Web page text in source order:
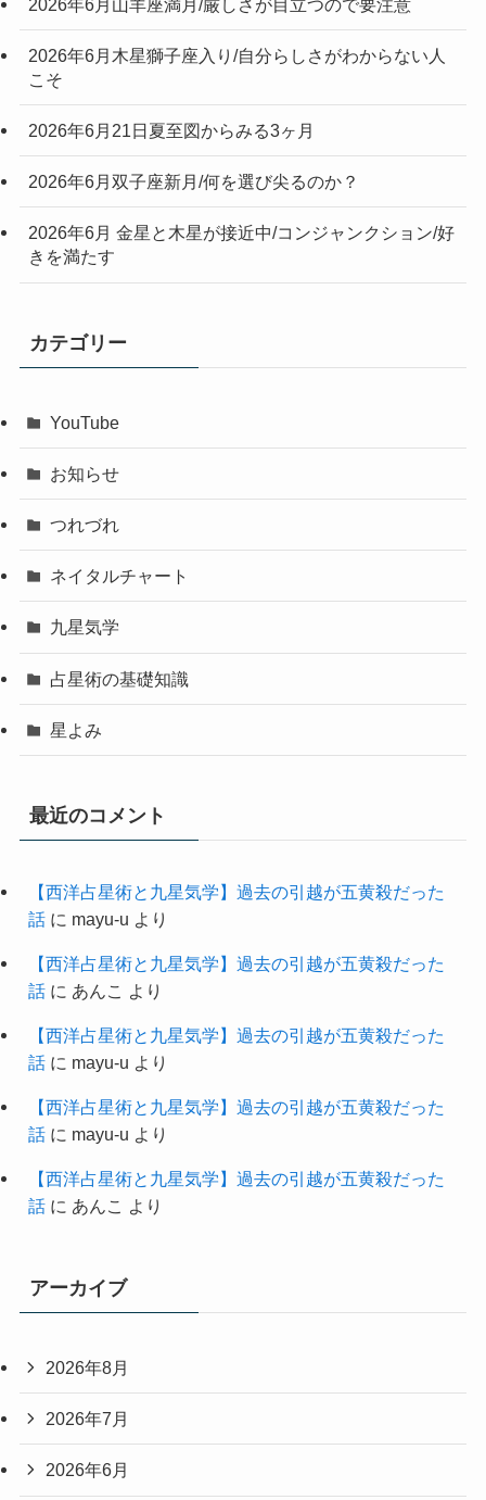
2026年6月山羊座満月/厳しさが目立つので要注意
2026年6月木星獅子座入り/自分らしさがわからない人
こそ
2026年6月21日夏至図からみる3ヶ月
2026年6月双子座新月/何を選び尖るのか？
2026年6月 金星と木星が接近中/コンジャンクション/好
きを満たす
カテゴリー
YouTube
お知らせ
つれづれ
ネイタルチャート
九星気学
占星術の基礎知識
星よみ
最近のコメント
【西洋占星術と九星気学】過去の引越が五黄殺だった
話に mayu-u より
【西洋占星術と九星気学】過去の引越が五黄殺だった
話に あんこ より
【西洋占星術と九星気学】過去の引越が五黄殺だった
話に mayu-u より
【西洋占星術と九星気学】過去の引越が五黄殺だった
話に mayu-u より
【西洋占星術と九星気学】過去の引越が五黄殺だった
話に あんこ より
アーカイブ
2026年8月
2026年7月
2026年6月